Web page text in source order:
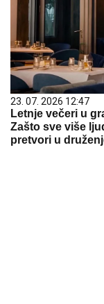
23. 07. 2026 12:47
Letnje večeri u
Zašto sve više
pretvori u